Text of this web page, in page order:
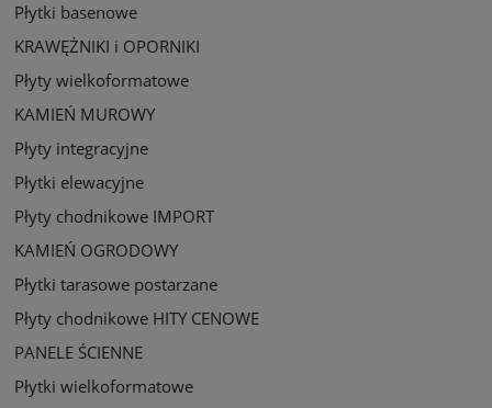
Płytki basenowe
KRAWĘŻNIKI i OPORNIKI
Płyty wielkoformatowe
KAMIEŃ MUROWY
Płyty integracyjne
Płytki elewacyjne
Płyty chodnikowe IMPORT
KAMIEŃ OGRODOWY
Płytki tarasowe postarzane
Płyty chodnikowe HITY CENOWE
PANELE ŚCIENNE
Płytki wielkoformatowe